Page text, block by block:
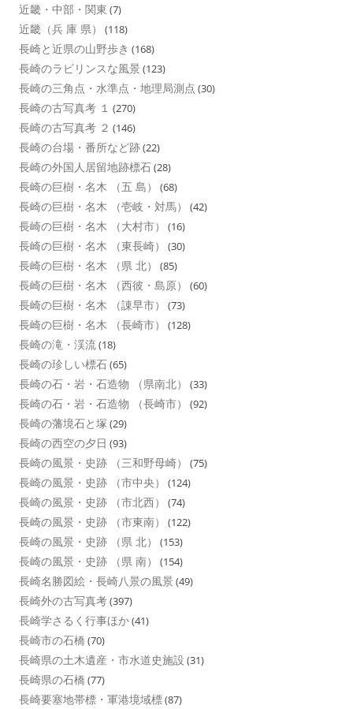
近畿・中部・関東 (7)
近畿（兵 庫 県） (118)
長崎と近県の山野歩き (168)
長崎のラビリンスな風景 (123)
長崎の三角点・水準点・地理局測点 (30)
長崎の古写真考 １ (270)
長崎の古写真考 ２ (146)
長崎の台場・番所など跡(22)
長崎の外国人居留地跡標石(28)
長崎の巨樹・名木 （五 島） (68)
長崎の巨樹・名木 （壱岐・対馬） (42)
長崎の巨樹・名木 （大村市） (16)
長崎の巨樹・名木 （東長崎） (30)
長崎の巨樹・名木 （県 北） (85)
長崎の巨樹・名木 （西彼・島原） (60)
長崎の巨樹・名木 （諌早市） (73)
長崎の巨樹・名木 （長崎市） (128)
長崎の滝・渓流(18)
長崎の珍しい標石(65)
長崎の石・岩・石造物 （県南北） (33)
長崎の石・岩・石造物 （長崎市） (92)
長崎の藩境石と塚 (29)
長崎の西空の夕日 (93)
長崎の風景・史跡 （三和野母崎） (75)
長崎の風景・史跡 （市中央） (124)
長崎の風景・史跡 （市北西） (74)
長崎の風景・史跡 （市東南） (122)
長崎の風景・史跡 （県 北） (153)
長崎の風景・史跡 （県 南） (154)
長崎名勝図絵・長崎八景の風景 (49)
長崎外の古写真考(397)
長崎学さるく行事ほか(41)
長崎市の石橋 (70)
長崎県の土木遺産・市水道史施設 (31)
長崎県の石橋 (77)
長崎要塞地帯標・軍港境域標(87)